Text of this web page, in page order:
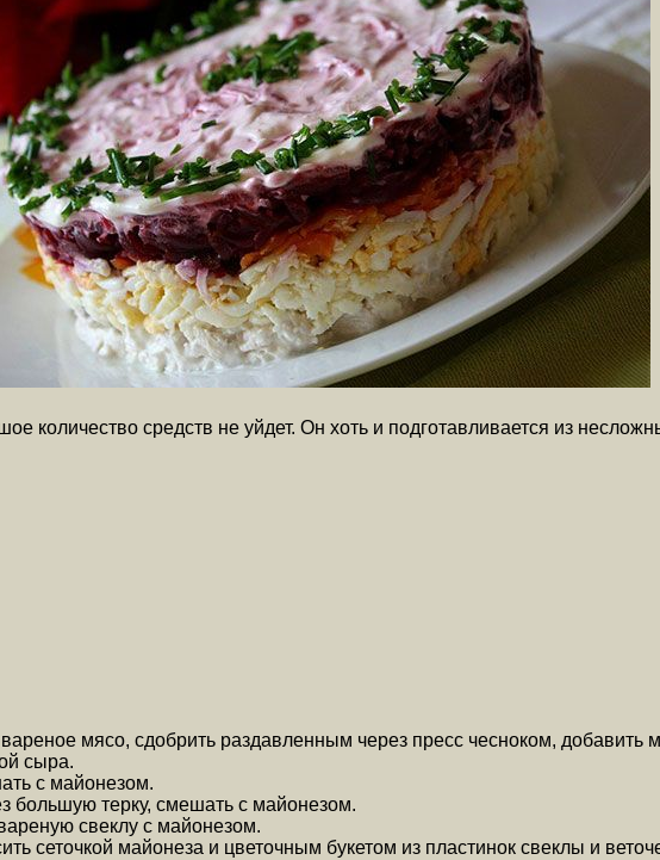
количество средств не уйдет. Он хоть и подготавливается из
мясо, сдобрить раздавленным через пресс чесноком, добавить
сыра.
с майонезом.
большую терку, смешать с майонезом.
свеклу с майонезом.
сеточкой майонеза и цветочным букетом из пластинок свеклы и